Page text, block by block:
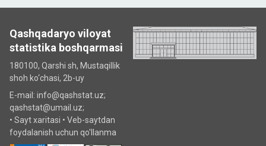
Qashqadaryo viloyat
statistika boshqarmasi
180100, Qarshi sh, Mustаqillik
shoh ko‘chаsi, 2b-uy
E-mail: info@qashstat.uz;
qashstat@umail.uz;
• Sayt xaritasi • Veb-saytdan
foydalanish uchun qo'llanma